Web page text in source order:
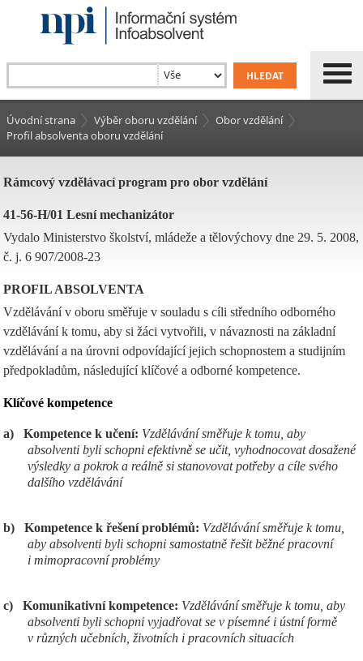
Úvodní strana Výběr oboru vzdělání
Obor vzdělání
Profil absolventa oboru vzdělání
Rámcový vzdělávací program pro obor vzdělání
41-56-H/01 Lesní mechanizátor
Vydalo Ministerstvo školství, mládeže a tělovýchovy dne 29. 5. 2008,
č. j. 6 907/2008-23
PROFIL ABSOLVENTA
Vzdělávání v oboru směřuje v souladu s cíli středního odborného
vzdělávání k tomu, aby si žáci vytvořili, v návaznosti na základní
vzdělávání a na úrovni odpovídající jejich schopnostem a studijním
předpokladům, následující klíčové a odborné kompetence.
Klíčové kompetence
a) Kompetence k učení: Vzdělávání směřuje k tomu, aby
absolventi byli schopni efektivně se učit, vyhodnocovat dosažené
výsledky a pokrok a reálně si stanovovat potřeby a cíle svého
dalšího vzdělávání
b) Kompetence k řešení problémů: Vzdělávání směřuje k tomu,
aby absolventi byli schopni samostatně řešit běžné pracovní
i mimopracovní problémy
c) Komunikativní kompetence: Vzdělávání směřuje k tomu, aby
absolventi byli schopni vyjadřovat se v písemné i ústní formě
v různých učebních, životních i pracovních situacích